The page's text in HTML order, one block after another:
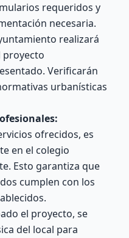
requeridos y
necesaria.
realizará
proyecto
Verificarán
urbanísticas
ofrecidos, es
en el colegio
Esto garantiza que
cumplen con los
el proyecto, se
del local para